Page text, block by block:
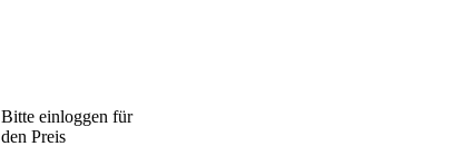
Bitte einloggen für
den Preis